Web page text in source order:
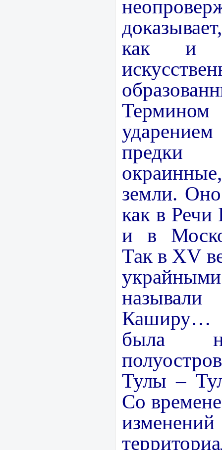
как и
земли. Оно
как в Речи
и в
Так в XV
Каширу…
была
Тулы –
Со